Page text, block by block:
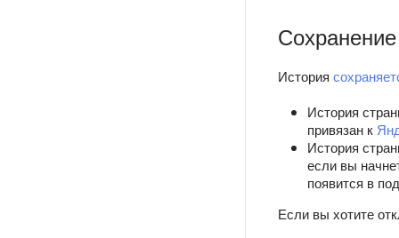
История
История
привязан к
История
если вы
появится в
Если вы хотите